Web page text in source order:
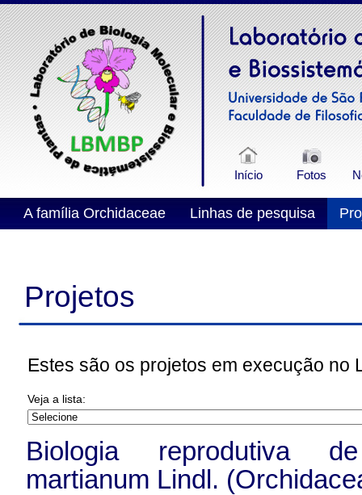
Início Fotos
A família Orchidaceae Linhas de pesquisa
Projetos
Estes são os projetos em execução no
Veja a lista:
Biologia reprodutiva
martianum Lindl.